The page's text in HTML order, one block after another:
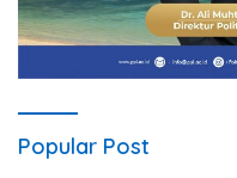
Popular Post